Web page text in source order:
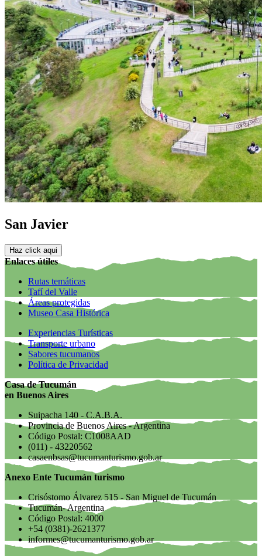
San Javier
Haz click aqui
Enlaces útiles
Rutas temáticas
Tafí del Valle
Áreas protegidas
Museo Casa Histórica
Experiencias Turísticas
Transporte urbano
Sabores tucumanos
Política de Privacidad
Casa de Tucumán
en Buenos Aires
Suipacha 140 - C.A.B.A.
Provincia de Buenos Aires - Argentina
Código Postal: C1008AAD
(011) - 43220562
casaenbsas@tucumanturismo.gob.ar
Anexo Ente Tucumán turismo
Crisóstomo Álvarez 515 - San Miguel de Tucumán
Tucumán- Argentina
Código Postal: 4000
+54 (0381)-2621377
informes@tucumanturismo.gob.ar